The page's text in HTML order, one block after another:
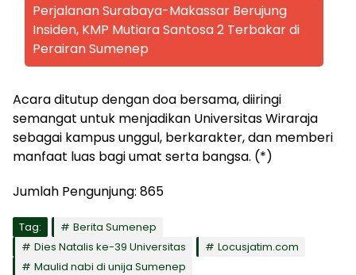
Perjalanan Surabaya-Makassar Berujung
Insiden, KMP Mutiara Santosa 2 Terbakar di
Perairan Sumenep
Acara ditutup dengan doa bersama, diiringi
semangat untuk menjadikan Universitas Wiraraja
sebagai kampus unggul, berkarakter, dan memberi
manfaat luas bagi umat serta bangsa. (*)
Jumlah Pengunjung: 865
Tag:
Berita Sumenep
Dies Natalis ke-39 Universitas
Locusjatim.com
Maulid nabi di unija Sumenep